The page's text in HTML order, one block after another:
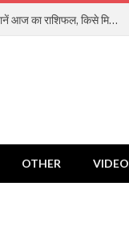
Aaj Ka Rashifal 8 August 2026: मेष से मीन तक जानें आज का राशिफल, किसे मिलेगा धन लाभ और किसे रहना होगा सतर्क
OTHER VIDEO